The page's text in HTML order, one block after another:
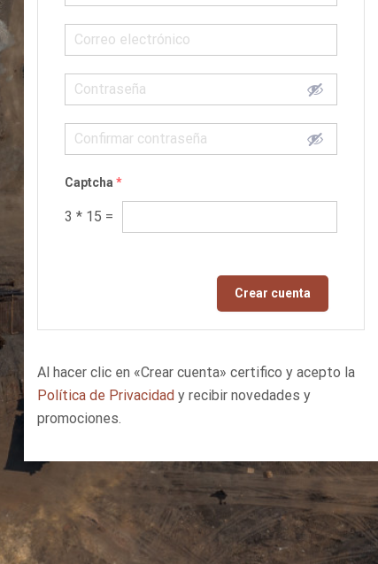
Captcha *
3 * 15 =
Crear cuenta
Al hacer clic en «Crear cuenta» certifico y acepto la
Política de Privacidad y recibir novedades y
promociones.